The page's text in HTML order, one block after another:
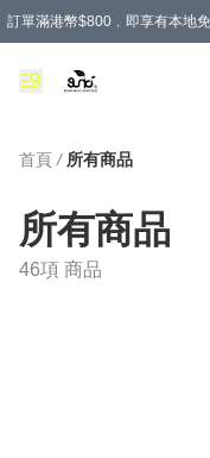
訂單滿港幣$800﹐即享有本地
首頁 / 所有商品
所有商品
46項 商品